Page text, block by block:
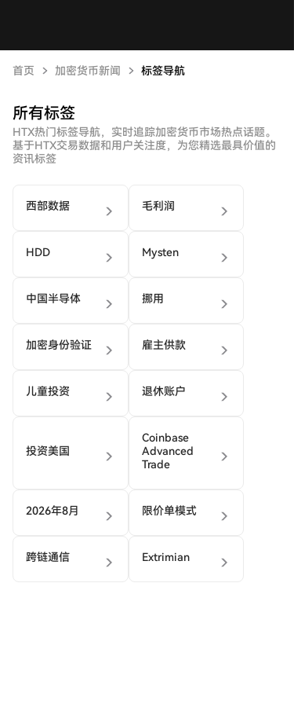
首页 加密货币新闻 标签导航
所有标签
HTX热门标签导航，实时追踪加密货币市场热点话题。
基于HTX交易数据和用户关注度，为您精选最具价值的
资讯标签
西部数据 毛利润
HDD Mysten
中国半导体 挪用
加密身份验证 雇主供款
儿童投资 退休账户
投资美国
Coinbase
Advanced
Trade
2026年8月 限价单模式
跨链通信 Extrimian